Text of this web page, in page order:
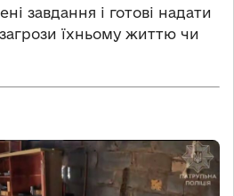
завдання і готові надати
загрози їхньому життю чи